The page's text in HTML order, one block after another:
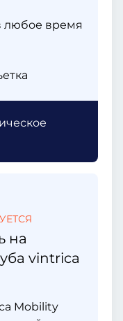
любое время
на
vintrica
Mobility